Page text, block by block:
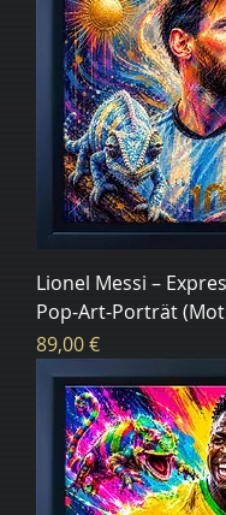
Lionel Messi –
Pop-Art-Porträt
Цена
89,00 €